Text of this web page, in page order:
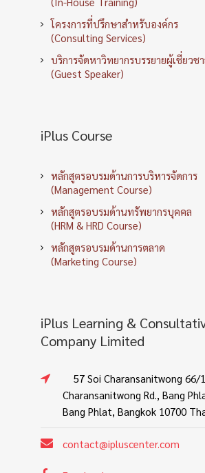
โครงการที่ปรึกษาสำหรับองค์กร
(Consulting Services)
บริการจัดหาวิทยากรบรรยายผู้เชี่ยวช
(Guest Speaker)
iPlus Course
หลักสูตรอบรมด้านการบริหารจัดการ
(Management Course)
หลักสูตรอบรมด้านทรัพยากรบุคคล
(HRM & HRD Course)
หลักสูตรอบรมด้านการตลาด
(Marketing Course)
iPlus Learning &
Company Limited
57 Soi Charansanitwong 66/
Charansanitwong Rd., Bang
Bang Phlat, Bangkok 10700
contact@ipluscenter.com